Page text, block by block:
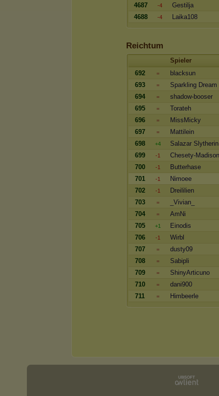
4687
-4
Gestilja
4688
-4 Laika108
Reichtum
Spieler
692
=
blacksun
693
=
Sparkling Dream
694
=
shadow-booser
695
=
Torateh
696
=
MissMicky
697
=
Mattilein
698
+4
Salazar Slytherin
699
-1
Chesety-Madison
700
-1
Butterhase
701
-1
Nimoee
702
-1
Dreililien
703
=
_Vivian_
704
=
AmNi
705
+1
Einodis
706
-1
Wirbl
707
=
dusty09
708
=
Sabipli
709
=
ShinyArticuno
710
=
dani900
711
= Himbeerle